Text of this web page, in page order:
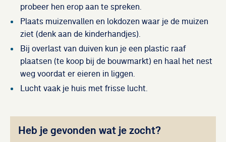
probeer hen erop aan te spreken.
Plaats muizenvallen en lokdozen waar je de muizen
ziet (denk aan de kinderhandjes).
Bij overlast van duiven kun je een plastic raaf
plaatsen (te koop bij de bouwmarkt) en haal het nest
weg voordat er eieren in liggen.
Lucht vaak je huis met frisse lucht.
Heb je gevonden wat je zocht?